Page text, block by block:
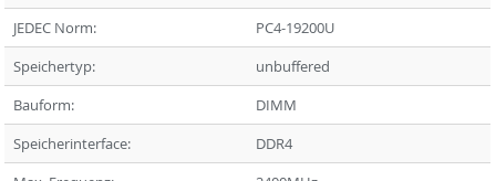
JEDEC Norm:
PC4-19200U
Speichertyp:
unbuffered
Bauform:
DIMM
Speicherinterface:
DDR4